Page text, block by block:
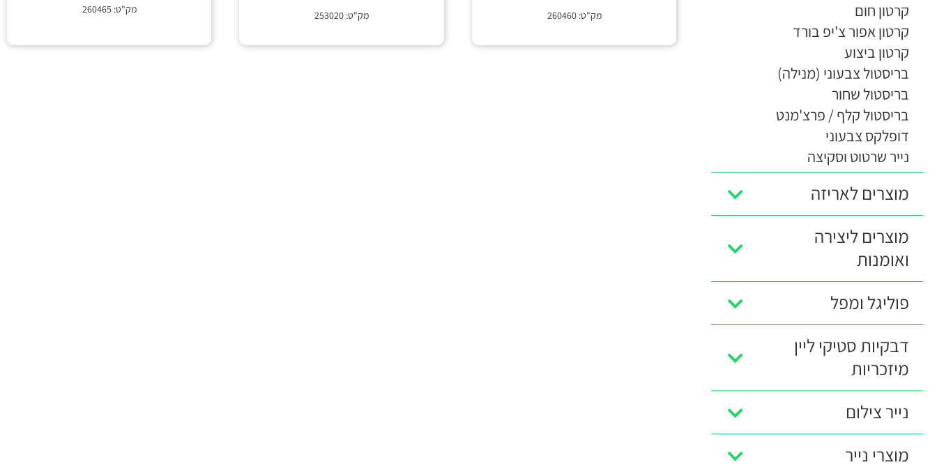
קרטון חום
קרטון אפור צ'יפ בורד
קרטון ביצוע
בריסטול צבעוני (מנילה)
בריסטול שחור
בריסטול קלף / פרצ'מנט
דופלקס צבעוני
נייר שרטוט וסקיצה
מוצרים לאריזה
מוצרים ליצירה
ואומנות
פוליגל ומפל
דבקיות סטיקי ליין
מיזכריות
נייר צילום
מוצרי נייר
מק"ט: 260460 מק"ט: 253020 מק"ט: 260465